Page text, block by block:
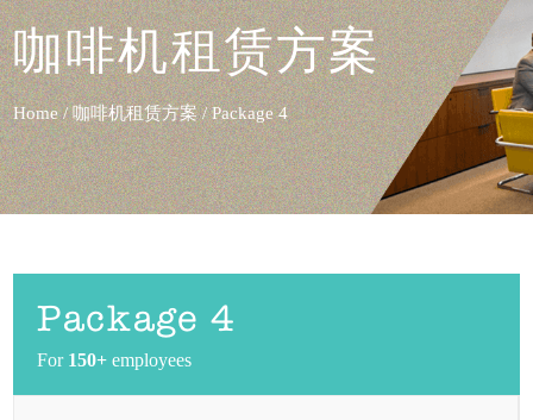
咖啡机租赁方案
Home/咖啡机租赁方案/Package 4
Package 4
For 150+ employees